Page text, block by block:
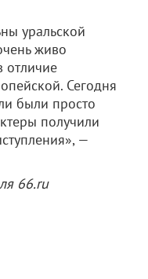
уральской
живо
отличие
Сегодня
были просто
получили
—
66.ru